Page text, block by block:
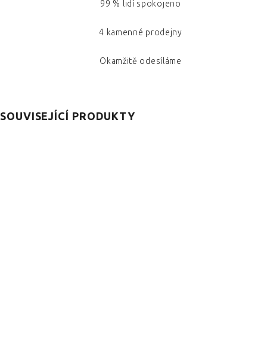
99 % lidí spokojeno
4 kamenné prodejny
Okamžitě odesíláme
SOUVISEJÍCÍ PRODUKTY